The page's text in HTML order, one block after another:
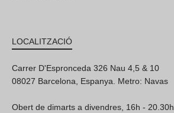
LOCALITZACIÓ
Carrer D'Espronceda 326 Nau 4,5 & 10
08027 Barcelona, Espanya. Metro: Navas
Obert de dimarts a divendres, 16h - 20.30h